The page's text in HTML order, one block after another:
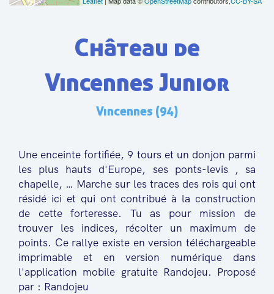
Château de
Vincennes Junior
Vincennes (94)
Une enceinte fortifiée, 9 tours et un donjon parmi
les plus hauts d'Europe, ses ponts-levis , sa
chapelle, … Marche sur les traces des rois qui ont
résidé ici et qui ont contribué à la construction
de cette forteresse. Tu as pour mission de
trouver les indices, récolter un maximum de
points. Ce rallye existe en version téléchargeable
imprimable et en version numérique dans
l'application mobile gratuite Randojeu. Proposé
par : Randojeu